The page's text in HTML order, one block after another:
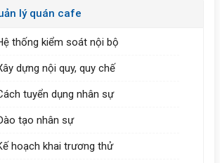
lý quán cafe
thống kiểm soát nội bộ
dựng nội quy, quy chế
tuyển dụng nhân sự
tạo nhân sự
hoạch khai trương thử